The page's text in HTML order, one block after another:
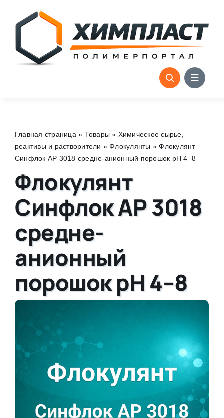
content
Главная страница » Товары » Химическое сырье,
реактивы и растворители »Флокулянты »Флокулянт
Синфлок АP 3018 средне-анионный порошок pH 4–8
Флокулянт
Синфлок АP 3018
средне-
анионный
порошок pH 4–8